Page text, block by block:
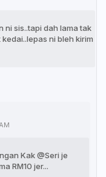
ni sis..tapi dah lama tak
ni bleh kirim
Kak @Seri je
RM10 jer...